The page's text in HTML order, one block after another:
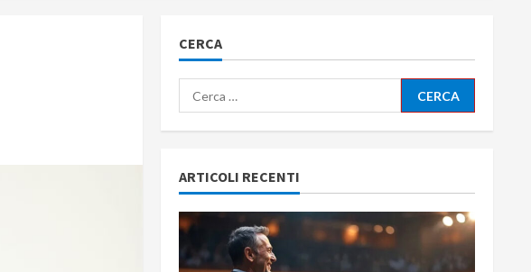
CERCA
Ricerca
per:
ARTICOLI RECENTI